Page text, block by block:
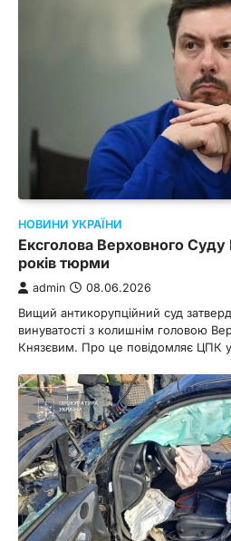
НОВИНИ УКРАЇНИ
Ексголова Верховного
років тюрми
admin 08.06.2026
Вищий антикорупційний суд
винуватості з колишнім головою
Князєвим. Про це повідомляє ЦПК